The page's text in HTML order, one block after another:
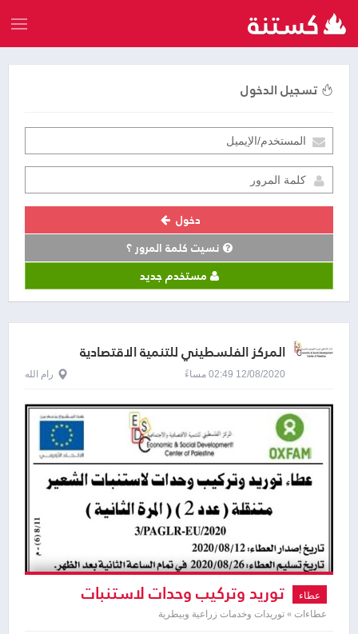
تسجيل الدخول
دخول
نسيت كلمة المرور ؟
مستخدم جديد
المركز الفلسطيني للتنمية الاقتصادية
والاجتماعية
12/08/2020 02:49 مساءً رام الله
عطاء توريد وتركيب وحدات لاستنبات
الشعير متنقلة
عطاءات » توريدات وخدمات زراعية وبيطرية